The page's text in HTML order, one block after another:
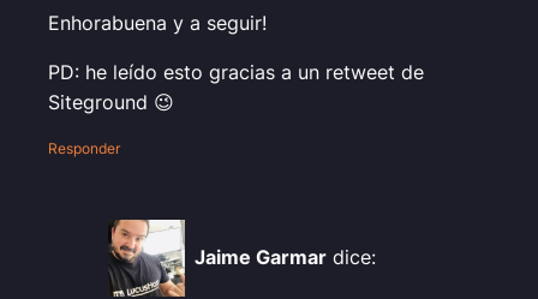
Enhorabuena y a seguir!
PD: he leído esto gracias a un retweet de
Siteground 😉
Responder
Jaime Garmar dice: